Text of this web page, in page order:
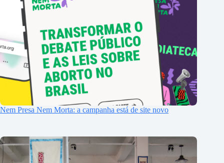
Nem Presa Nem Morta: a campanha está de site novo